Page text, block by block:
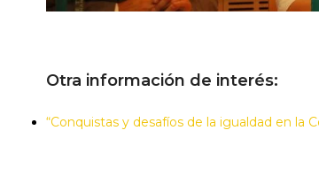
Otra información de interés:
“Conquistas y desafíos de la igualdad en la